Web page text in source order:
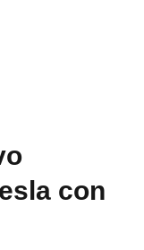
con